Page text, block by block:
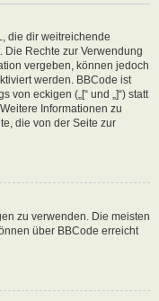
die dir weitreichende
Die Rechte zur Verwendung
vergeben, können jedoch
werden. BBCode ist
eckigen („[“ und „]“) statt
Informationen zu
die von der Seite zur
zu verwenden. Die meisten
über BBCode erreicht